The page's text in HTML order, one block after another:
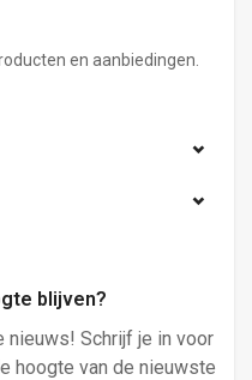
en aanbiedingen.
blijven?
nieuws! Schrijf je in voor
hoogte van de nieuwste